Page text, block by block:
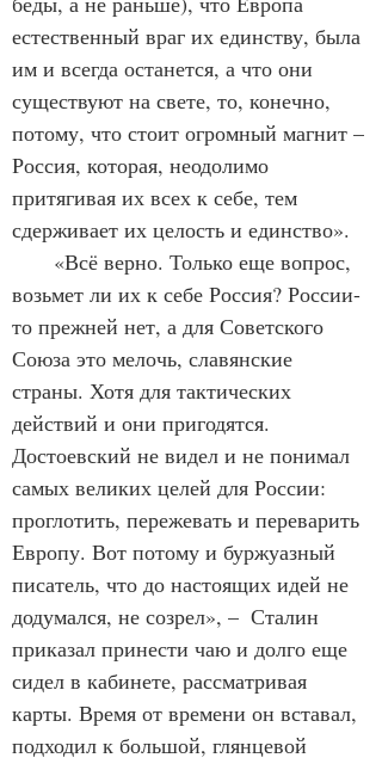
естественный враг их единству, была
им и всегда останется, а что они
существуют на свете, то, конечно,
потому, что стоит огромный магнит –
Россия, которая, неодолимо
притягивая их всех к себе, тем
сдерживает их целость и единство».
возьмет ли их к себе Россия? России-
то прежней нет, а для Советского
Союза это мелочь, славянские
страны. Хотя для тактических
действий и они пригодятся.
Достоевский не видел и не понимал
самых великих целей для России:
проглотить, пережевать и переварить
Европу. Вот потому и буржуазный
писатель, что до настоящих идей не
додумался, не созрел», –  Сталин
приказал принести чаю и долго еще
сидел в кабинете, рассматривая
карты. Время от времени он вставал,
подходил к большой, глянцевой